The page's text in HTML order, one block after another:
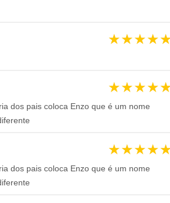
★★★★
★★★★
dos pais coloca Enzo que é um nome
★★★★
dos pais coloca Enzo que é um nome